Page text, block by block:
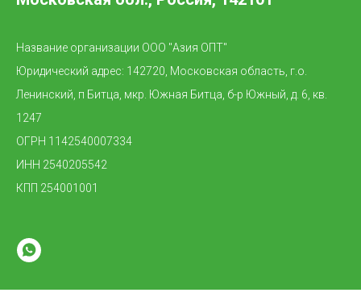
Название организации ООО "Азия ОПТ"
Юридический адрес: 142720, Московская область, г.о.
Ленинский, п Битца, мкр. Южная Битца, б-р Южный, д. 6, кв.
1247
ОГРН 1142540007334
ИНН 2540205542
КПП 254001001